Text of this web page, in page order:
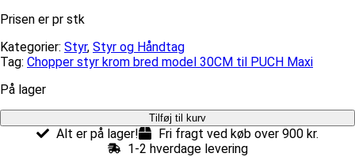
pris
kr.529,00.kr.479,00.
Prisen er pr stk
Kategorier: Styr, Styr og Håndtag
Tag: Chopper styr krom bred model 30CM til PUCH Maxi
På lager
Chopper
styr
Tilføj til kurv
Alt er på lager!
Fri fragt ved køb over 900 kr.
1-2 hverdage levering